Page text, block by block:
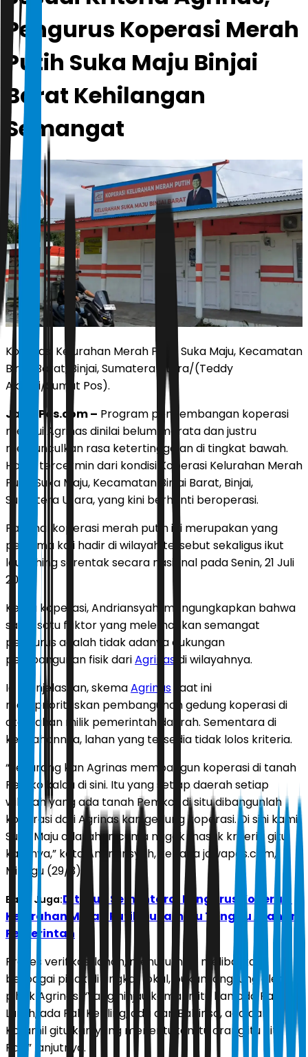
Pengurus Koperasi Merah
Putih Suka Maju Binjai
Barat Kehilangan
Semangat
Koperasi Kelurahan Merah Putih Suka Maju, Kecamatan
Binjai Barat, Binjai, Sumatera Utara/(Teddy
Akbari/Sumut Pos).
JawaPos.com – Program pengembangan koperasi
melalui Agrinas dinilai belum merata dan justru
memunculkan rasa ketertinggalan di tingkat bawah.
Hal ini tercermin dari kondisi Koperasi Kelurahan Merah
Putih Suka Maju, Kecamatan Binjai Barat, Binjai,
Sumatera Utara, yang kini berhenti beroperasi.
Padahal koperasi merah putih ini merupakan yang
pertama kali hadir di wilayah tersebut sekaligus ikut
launching serentak secara nasional pada Senin, 21 Juli
2025
Ketua koperasi, Andriansyah, mengungkapkan bahwa
salah satu faktor yang melemahkan semangat
pengurus adalah tidak adanya dukungan
pembangunan fisik dariAgrinas di wilayahnya.
Ia menjelaskan, skemaAgrinas saat ini
memprioritaskan pembangunan gedung koperasi di
atas lahan milik pemerintah daerah. Sementara di
kelurahannya, lahan yang tersedia tidak lolos kriteria.
“Sekarang kan Agrinas membangun koperasi di tanah
Pemko kalau di sini. Itu yang setiap daerah setiap
wilayah yang ada tanah Pemkot di situ dibangunlah
koperasi dari Agrinas kan gedung koperasi. Di sini kami
Suka Maju ada lahan cuma nggak masuk kriteria gitu
katanya,” kata Andriansyah, kepada jawapos.com,
Minggu (29/3).
Baca Juga:Ditutup Sementara, Pengurus Koperasi
Kelurahan Merah Putih Sukamaju Tunggu Arahan
Pemerintah
Proses verifikasi lahan, menurutnya, melibatkan
berbagai pihak di tingkat lokal, bukan langsung oleh
pihak Agrinas. “Yang ninjau kemarin itu kan ada Pak
Lurah, ada Pak Kepling, ada dari Babinsa, ada dari
Koramil gitu kan yang menentukan itu orang itu gitu
Pak,” lanjutnya.